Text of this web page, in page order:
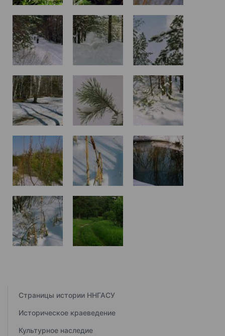
Страницы истории ННГАСУ
Историческое краеведение
Культурное наследие